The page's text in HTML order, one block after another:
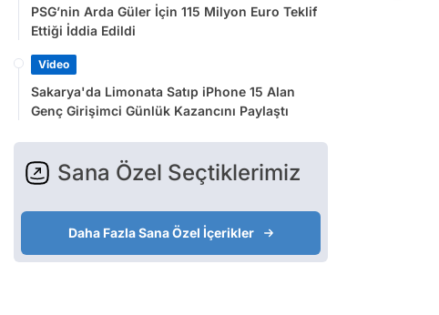
PSG’nin Arda Güler İçin 115 Milyon Euro Teklif
Ettiği İddia Edildi
Video
Sakarya'da Limonata Satıp iPhone 15 Alan
Genç Girişimci Günlük Kazancını Paylaştı
Sana Özel Seçtiklerimiz
Daha Fazla Sana Özel İçerikler